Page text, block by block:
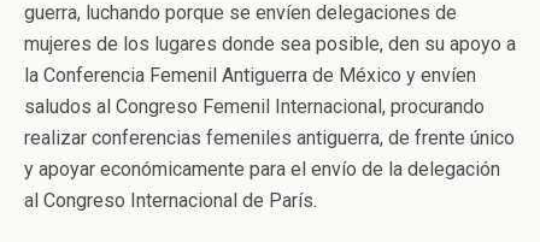
guerra, luchando porque se envíen delegaciones de
mujeres de los lugares donde sea posible, den su apoyo a
la Conferencia Femenil Antiguerra de México y envíen
saludos al Congreso Femenil Internacional, procurando
realizar conferencias femeniles antiguerra, de frente único
y apoyar económicamente para el envío de la delegación
al Congreso Internacional de París.